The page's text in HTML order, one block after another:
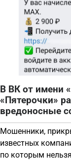
В ВК от имени
«Пятерочки»
вредоносные
Мошенники,
известных
по которым